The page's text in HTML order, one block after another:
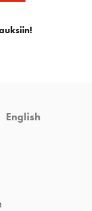
English